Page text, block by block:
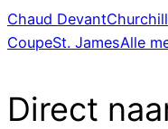
Chaud DevantChurchill
CoupeSt. JamesAlle
Direct